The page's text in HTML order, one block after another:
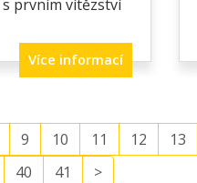
prvním vítězství
Více informací
9 10 11 12 13
40 41 >